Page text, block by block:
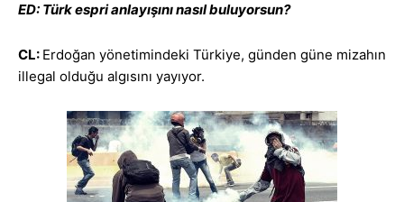
ED: Türk espri anlayışını nasıl buluyorsun?
CL: Erdoğan yönetimindeki Türkiye, günden güne mizahın
illegal olduğu algısını yayıyor.